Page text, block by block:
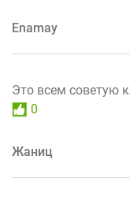
Enamay
Это всем советую
0
Жаниц